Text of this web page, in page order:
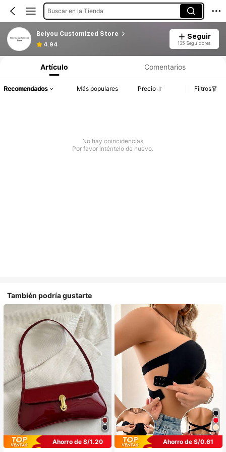
Buscar en la Tienda
Beiyou Customized Store
4.94
Seguir
135 Seguidores
Artículo Comentarios
Recomendados Más populares Precio Filtros
No hay coincidencias
Por favor inténtelo de nuevo.
También podría gustarte
Ahorro de S/1.20
Ahorro de S/0.61